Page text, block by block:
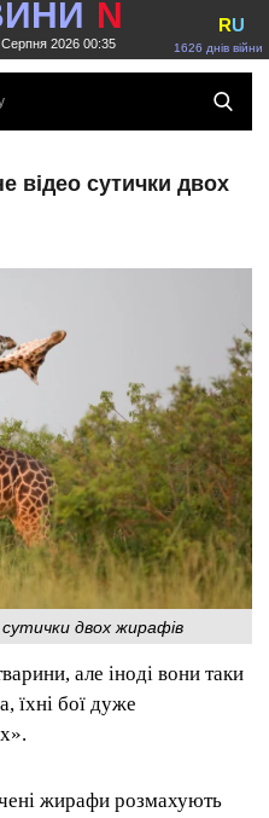
N
2026 00:35 1626 днів війни
RU
відео сутички двох
сутички двох жирафів
але іноді вони таки
їхні бої дуже
жирафи розмахують